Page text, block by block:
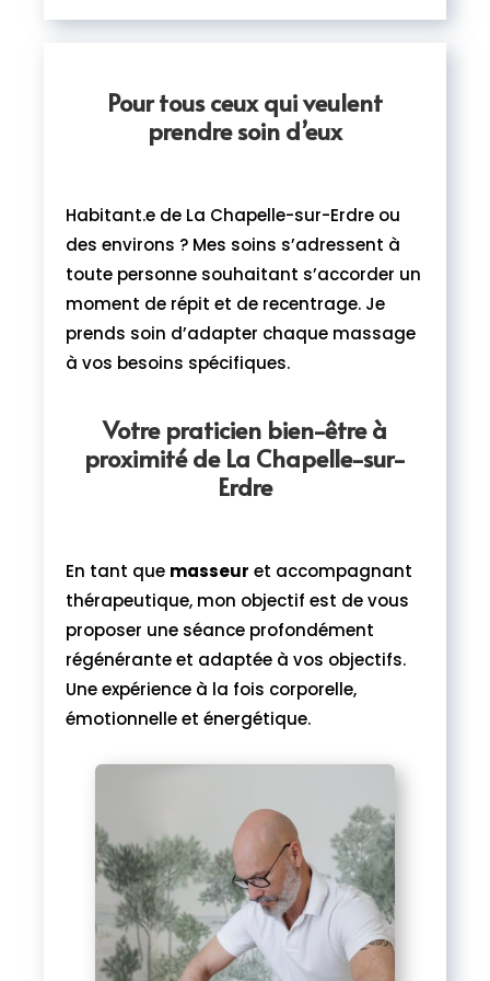
Pour tous ceux qui veulent
prendre soin d’eux
Habitant.e de La Chapelle-sur-Erdre ou
des environs ? Mes soins s’adressent à
toute personne souhaitant s’accorder un
moment de répit et de recentrage. Je
prends soin d’adapter chaque massage
à vos besoins spécifiques.
Votre praticien bien-être à
proximité de La Chapelle-sur-
Erdre
En tant que masseur et accompagnant
thérapeutique, mon objectif est de vous
proposer une séance profondément
régénérante et adaptée à vos objectifs.
Une expérience à la fois corporelle,
émotionnelle et énergétique.